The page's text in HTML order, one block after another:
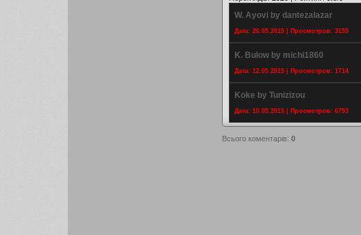
W. Ayovi by dantezalazar
Дата: 26.05.2015 | Просмотров: 3155
K. Bulow by michi1860
Дата: 12.05.2015 | Просмотров: 1714
Koke by Tunizizou
Дата: 10.05.2015 | Просмотров: 6793
Всього коментарів: 0